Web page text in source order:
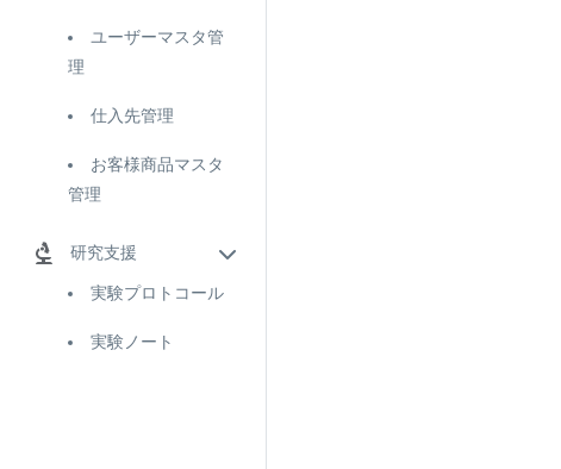
ユーザーマスタ管
理
仕入先管理
お客様商品マスタ
管理
研究支援
実験プロトコール
実験ノート